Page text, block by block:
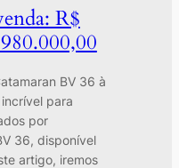
R$
BV 36 à
para
por
36, disponível
artigo, iremos